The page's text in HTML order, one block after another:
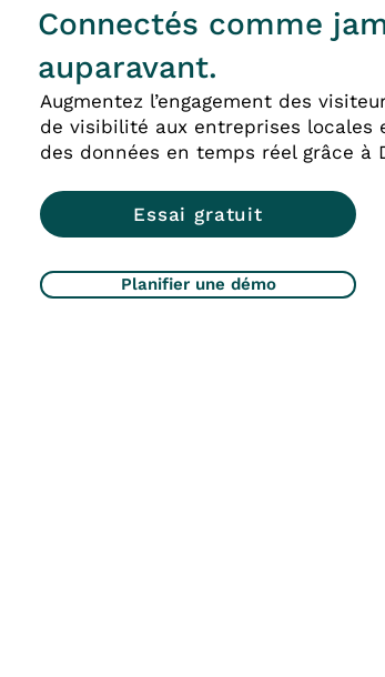
Connectés comme
auparavant.
Augmentez l’engagement des
de visibilité aux entreprises locales
des données en temps réel grâce à
Essai gratuit
Planifier une démo